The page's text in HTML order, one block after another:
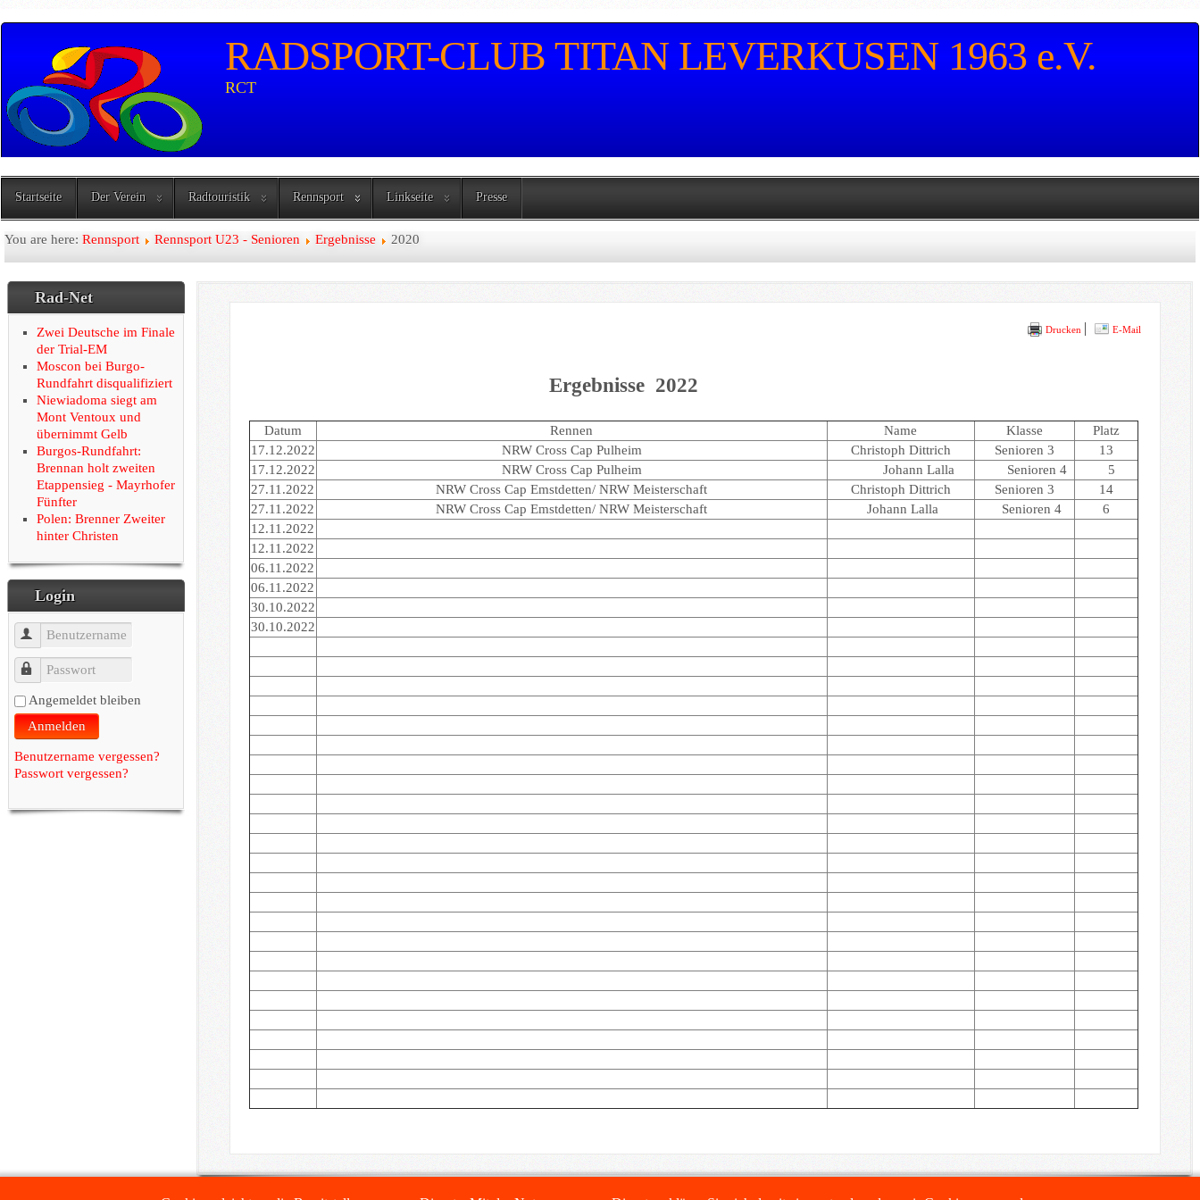
RADSPORT-CLUB TITAN LEVERKUSEN 1963 e.V.
RCT
Startseite Der Verein Radtouristik Rennsport Linkseite Presse
You are here: Rennsport Rennsport U23 - Senioren Ergebnisse 2020
Rad-Net
Zwei Deutsche im Finale
der Trial-EM
Moscon bei Burgo-
Rundfahrt disqualifiziert
Niewiadoma siegt am
Mont Ventoux und
übernimmt Gelb
Burgos-Rundfahrt:
Brennan holt zweiten
Etappensieg - Mayrhofer
Fünfter
Polen: Brenner Zweiter
hinter Christen
Login
Benutzername
Passwort
Angemeldet bleiben
Anmelden
Benutzername vergessen?
Passwort vergessen?
Drucken E-Mail
Ergebnisse 2022
Datum Rennen Name Klasse
Platz
17.12.2022
NRW Cross Cap Pulheim Christoph Dittrich Senioren 3
13
17.12.2022
NRW Cross Cap Pulheim Johann Lalla Senioren 4
5
27.11.2022
NRW Cross Cap Emstdetten/ NRW Meisterschaft Christoph Dittrich Senioren 3
14
27.11.2022
NRW Cross Cap Emstdetten/ NRW Meisterschaft Johann Lalla Senioren 4
6
12.11.2022
12.11.2022
06.11.2022
06.11.2022
30.10.2022
30.10.2022